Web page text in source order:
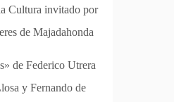
Cultura invitado por
de Majadahonda
de Federico Utrera
y Fernando de